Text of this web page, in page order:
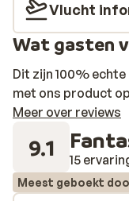
Vlucht
Wat gasten
Dit zijn 100%
met ons product
Meer over reviews
9.1 15
Meest geboekt